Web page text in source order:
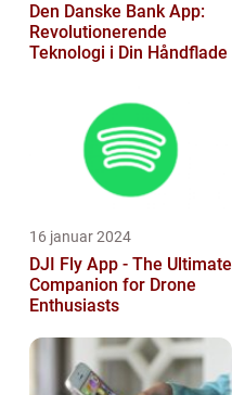
Den Danske Bank App:
Revolutionerende
Teknologi i Din Håndflade
16 januar 2024
DJI Fly App - The Ultimate
Companion for Drone
Enthusiasts